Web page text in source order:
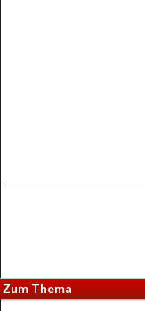
Zum Thema